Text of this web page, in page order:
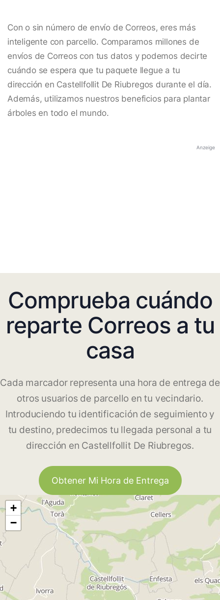
Con o sin número de envío de Correos, eres más
inteligente con parcello. Comparamos millones de
envíos de Correos con tus datos y podemos decirte
cuándo se espera que tu paquete llegue a tu
dirección en Castellfollit De Riubregos durante el día.
Además, utilizamos nuestros beneficios para plantar
árboles en todo el mundo.
Anzeige
Comprueba cuándo
reparte Correos a tu
casa
Cada marcador representa una hora de entrega de
otros usuarios de parcello en tu vecindario.
Introduciendo tu identificación de seguimiento y
tu destino, predecimos tu llegada personal a tu
dirección en Castellfollit De Riubregos.
Obtener Mi Hora de Entrega
+
−